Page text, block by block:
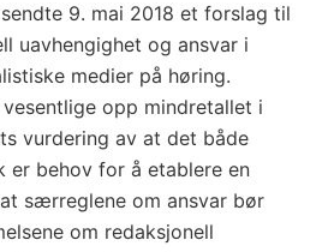
9. mai 2018 et forslag til
uavhengighet og ansvar i
medier på høring.
opp mindretallet i
vurdering av at det både
er behov for å etablere en
særreglene om ansvar bør
om redaksjonell